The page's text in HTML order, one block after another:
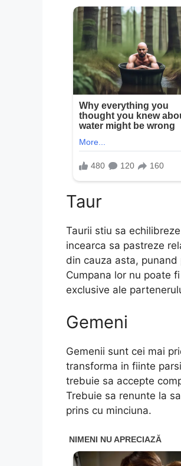
Taur
Taurii stiu sa
incearca sa pastreze
din cauza asta,
Cumpana lor nu poate
exclusive ale
Gemeni
Gemenii sunt cei mai
transforma in fiinte
trebuie sa accepte
Trebuie sa renunte la
prins cu minciuna.